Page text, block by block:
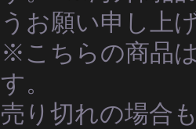
うお願い申し上
※こちらの商品
す。
売り切れの場合